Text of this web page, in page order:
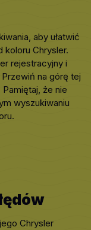
aby ułatwić
koloru Chrysler.
rejestracyjny i
na górę tej
że nie
wyszukiwaniu
Chrysler